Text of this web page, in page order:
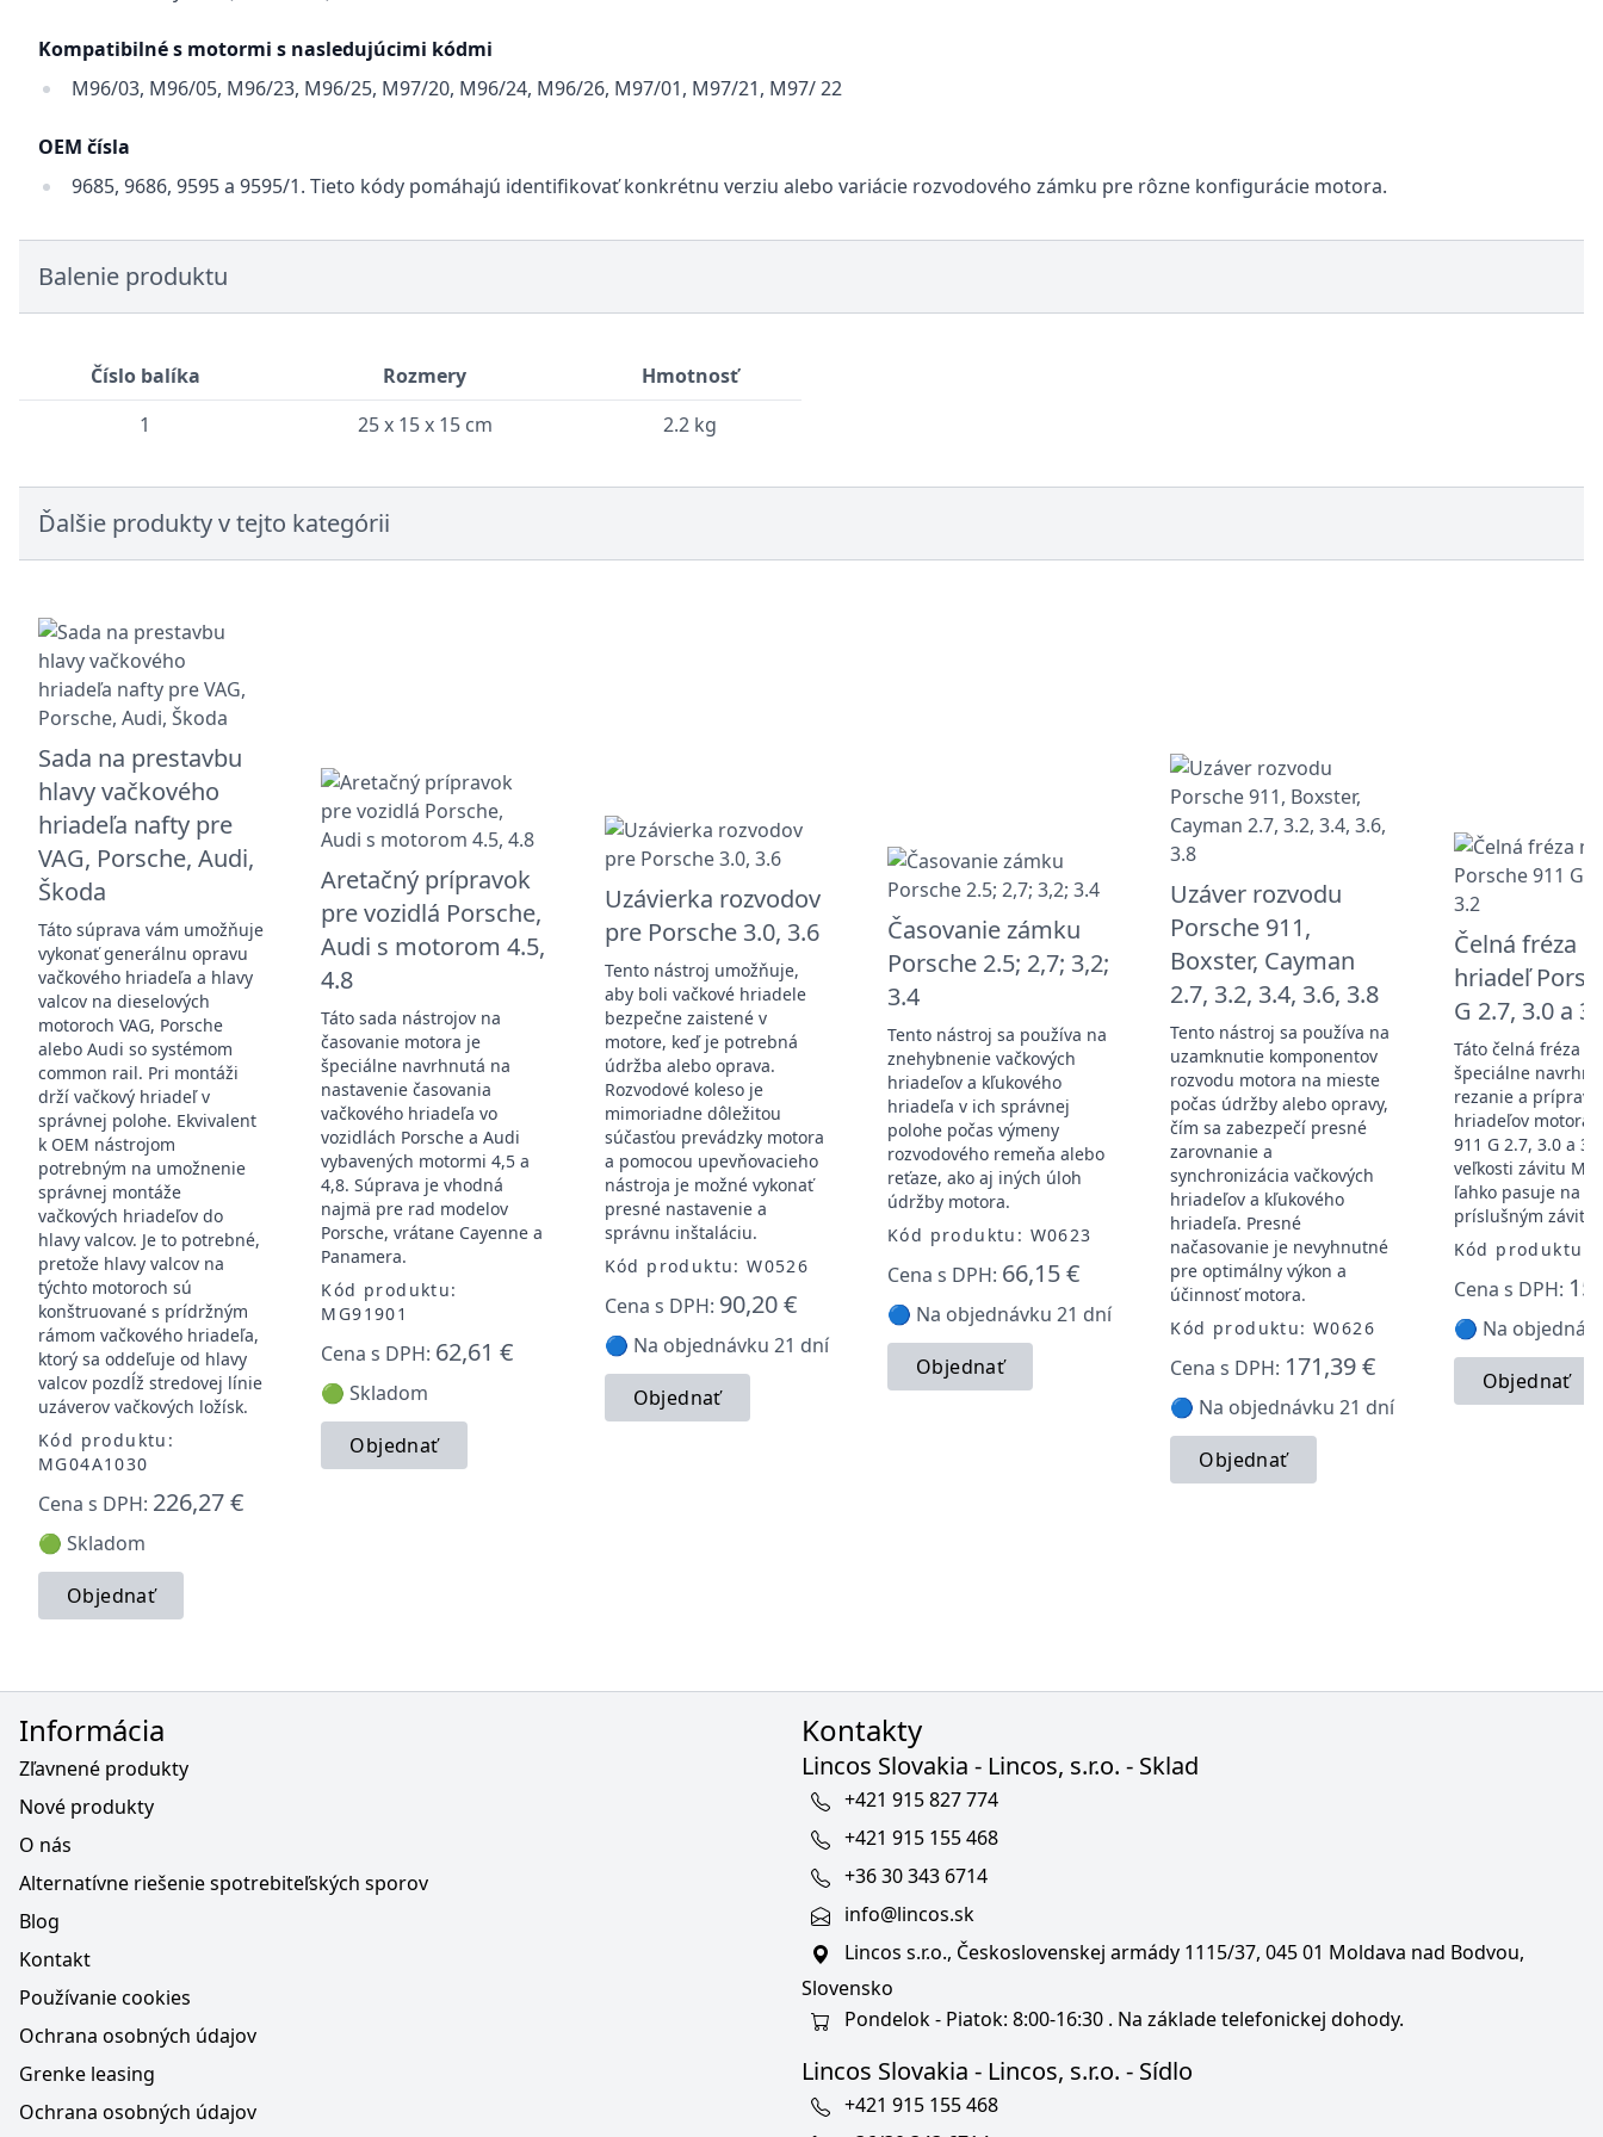
Kompatibilné s motormi s nasledujúcimi kódmi
M96/03, M96/05, M96/23, M96/25, M97/20, M96/24, M96/26, M97/01, M97/21, M97/ 22
OEM čísla
9685, 9686, 9595 a 9595/1. Tieto kódy pomáhajú identifikovať konkrétnu verziu alebo variácie rozvodového zámku pre rôzne konfigurácie motora.
Balenie produktu
Číslo balíka Rozmery
Hmotnosť
1
25 x 15 x 15 cm 2.2 kg
Ďalšie produkty v tejto kategórii
Sada na prestavbu
hlavy vačkového
hriadeľa nafty pre
VAG, Porsche, Audi,
Škoda
Táto súprava vám umožňuje
vykonať generálnu opravu
vačkového hriadeľa a hlavy
valcov na dieselových
motoroch VAG, Porsche
alebo Audi so systémom
common rail. Pri montáži
drží vačkový hriadeľ v
správnej polohe. Ekvivalent
k OEM nástrojom
potrebným na umožnenie
správnej montáže
vačkových hriadeľov do
hlavy valcov. Je to potrebné,
pretože hlavy valcov na
týchto motoroch sú
konštruované s prídržným
rámom vačkového hriadeľa,
ktorý sa oddeľuje od hlavy
valcov pozdĺž stredovej línie
uzáverov vačkových ložísk.
Kód produktu:
MG04A1030
Cena s DPH: 226,27 €
🟢 Skladom
Objednať
Aretačný prípravok
pre vozidlá Porsche,
Audi s motorom 4.5,
4.8
Táto sada nástrojov na
časovanie motora je
špeciálne navrhnutá na
nastavenie časovania
vačkového hriadeľa vo
vozidlách Porsche a Audi
vybavených motormi 4,5 a
4,8. Súprava je vhodná
najmä pre rad modelov
Porsche, vrátane Cayenne a
Panamera.
Kód produktu:
MG91901
Cena s DPH: 62,61 €
🟢 Skladom
Objednať
Uzávierka rozvodov
pre Porsche 3.0, 3.6
Tento nástroj umožňuje,
aby boli vačkové hriadele
bezpečne zaistené v
motore, keď je potrebná
údržba alebo oprava.
Rozvodové koleso je
mimoriadne dôležitou
súčasťou prevádzky motora
a pomocou upevňovacieho
nástroja je možné vykonať
presné nastavenie a
správnu inštaláciu.
Kód produktu: W0526
Cena s DPH: 90,20 €
🔵 Na objednávku 21 dní
Objednať
Časovanie zámku
Porsche 2.5; 2,7; 3,2;
3.4
Tento nástroj sa používa na
znehybnenie vačkových
hriadeľov a kľukového
hriadeľa v ich správnej
polohe počas výmeny
rozvodového remeňa alebo
reťaze, ako aj iných úloh
údržby motora.
Kód produktu: W0623
Cena s DPH: 66,15 €
🔵 Na objednávku 21 dní
Objednať
Uzáver rozvodu
Porsche 911,
Boxster, Cayman
2.7, 3.2, 3.4, 3.6, 3.8
Tento nástroj sa používa na
uzamknutie komponentov
rozvodu motora na mieste
počas údržby alebo opravy,
čím sa zabezpečí presné
zarovnanie a
synchronizácia vačkových
hriadeľov a kľukového
hriadeľa. Presné
načasovanie je nevyhnutné
pre optimálny výkon a
účinnosť motora.
Kód produktu: W0626
Cena s DPH: 171,39 €
🔵 Na objednávku 21 dní
Objednať
Čelná fréza
hriadeľ
G 2.7, 3.0 a
Táto čelná fréza je
špeciálne
rezanie a prípravu
hriadeľov motora
911 G 2.7, 3.0 a
veľkosti závitu
ľahko pasuje na
príslušným
Kód produktu:
Cena s DPH:
🔵 Na
Objednať
Informácia
Zľavnené produkty
Nové produkty
O nás
Alternatívne riešenie spotrebiteľských sporov
Blog
Kontakt
Používanie cookies
Ochrana osobných údajov
Grenke leasing
Ochrana osobných údajov
Kontakty
Lincos Slovakia - Lincos, s.r.o. - Sklad
+421 915 827 774
+421 915 155 468
+36 30 343 6714
info@lincos.sk
Lincos s.r.o., Československej armády 1115/37, 045 01 Moldava nad Bodvou,
Slovensko
Pondelok - Piatok: 8:00-16:30 . Na základe telefonickej dohody.
Lincos Slovakia - Lincos, s.r.o. - Sídlo
+421 915 155 468